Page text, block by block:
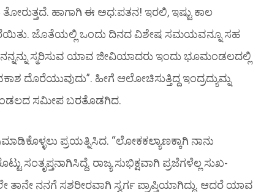
ಹಾಗಾಗಿ ಈ ಅಧ:ಪತನ! ಇರಲಿ, ಇಷ್ಟು ಕಾಲ
ಜೊತೆಯಲ್ಲಿ ಒಂದು ದಿನದ ವಿಶೇಷ ಸಮಯವನ್ನೂ ಸಹ
ನನ್ನನ್ನು ಸ್ಮರಿಸುವ ಯಾವ ಜೀವಿಯಾದರು ಇಂದು ಭೂಮಂಡಲದಲ್ಲಿ
ದೊರೆಯುವುದು”. ಹೀಗೆ ಆಲೋಚಿಸುತ್ತಿದ್ದ ಇಂದ್ರದ್ಯುಮ್ನ
ಸಮೀಪ ಬರತೊಡಗಿದ.
ಪ್ರಯತ್ನಿಸಿದ. “ಲೋಕಕಲ್ಯಾಣಕ್ಕಾಗಿ ನಾನು
ಸಂತೃಪ್ತನಾಗಿಸಿದ್ದೆ. ರಾಜ್ಯ ಸುಭಿಕ್ಷವಾಗಿ ಪ್ರಜೆಗಳೆಲ್ಲ ಸುಖ-
ತಾನೇ ನನಗೆ ಸಶರೀರವಾಗಿ ಸ್ವರ್ಗ ಪ್ರಾಪ್ತಿಯಾಗಿದ್ದು. ಆದರೆ ಯಾವ